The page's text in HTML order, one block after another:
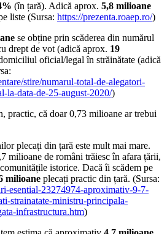
(în țară). Adică aprox. 5,8 milioane
liste (Sursa: https://prezenta.roaep.ro/)
se obține prin scăderea din numărul
drept de vot (adică aprox. 19
oficial/legal în străinătate (adică
stire/numarul-total-de-alegatori-
la-data-de-25-august-2020/)
practic, că doar 0,73 milioane ar trebui
plecați din țară este mult mai mare.
milioane de români trăiesc în afara țării,
istorice. Dacă îi scădem pe
milioane plecați practic din țară. (Sursa:
esential-23274974-aproximativ-9-7-
strainatate-ministru-principala-
infrastructura.htm)